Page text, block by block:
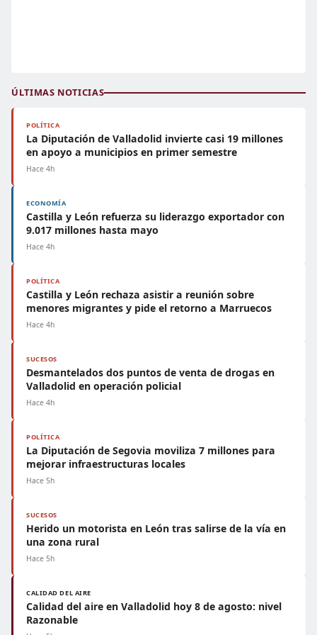
ÚLTIMAS NOTICIAS
POLÍTICA
La Diputación de Valladolid invierte casi 19 millones
en apoyo a municipios en primer semestre
Hace 4h
ECONOMÍA
Castilla y León refuerza su liderazgo exportador con
9.017 millones hasta mayo
Hace 4h
POLÍTICA
Castilla y León rechaza asistir a reunión sobre
menores migrantes y pide el retorno a Marruecos
Hace 4h
SUCESOS
Desmantelados dos puntos de venta de drogas en
Valladolid en operación policial
Hace 4h
POLÍTICA
La Diputación de Segovia moviliza 7 millones para
mejorar infraestructuras locales
Hace 5h
SUCESOS
Herido un motorista en León tras salirse de la vía en
una zona rural
Hace 5h
CALIDAD DEL AIRE
Calidad del aire en Valladolid hoy 8 de agosto: nivel
Razonable